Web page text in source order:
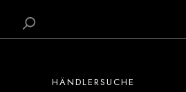
HÄNDLERSUCHE